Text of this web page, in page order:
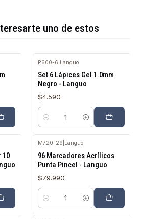
uno de estos
P600-6 Languo
Set 6 Lápices Gel 1.0mm
Negro - Languo
$4.590
Cantidad
10
M720-29 Languo
96 Marcadores Acrílicos
Punta Pincel - Languo
$79.990
Cantidad